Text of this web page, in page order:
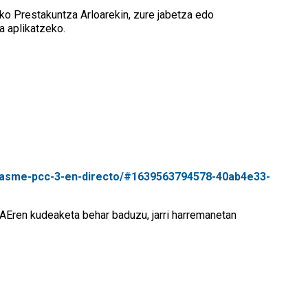
Prestakuntza Arloarekin, zure jabetza edo
aplikatzeko.
pcc-3-en-directo/#1639563794578-40ab4e33-
kudeaketa behar baduzu, jarri harremanetan